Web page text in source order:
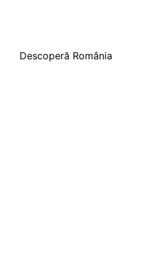
Descoperă România